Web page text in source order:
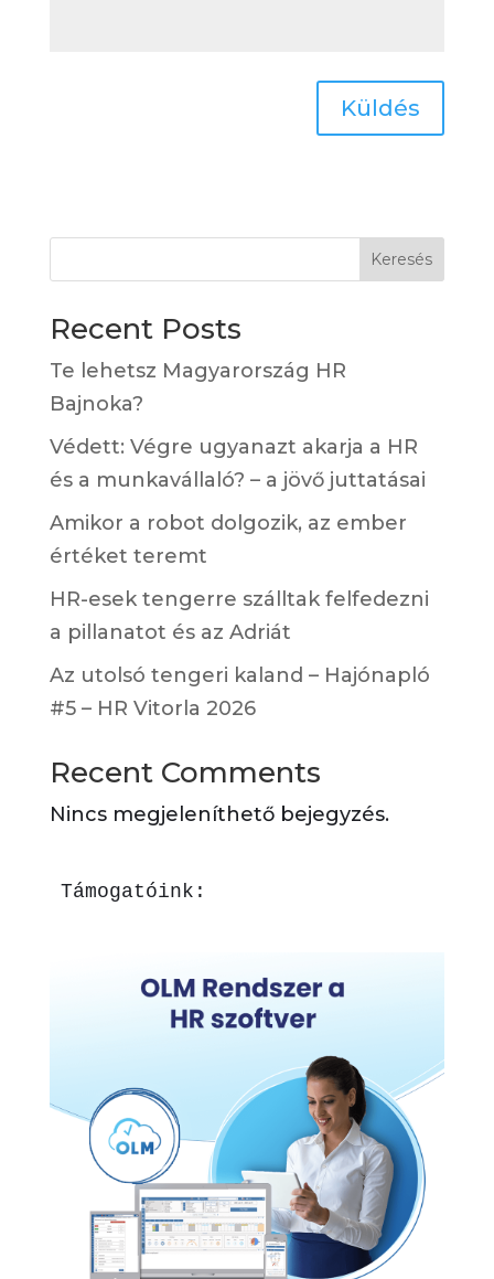
Küldés
Keresés
Recent Posts
Te lehetsz Magyarország HR
Bajnoka?
Védett: Végre ugyanazt akarja a HR
és a munkavállaló? – a jövő juttatásai
Amikor a robot dolgozik, az ember
értéket teremt
HR-esek tengerre szálltak felfedezni
a pillanatot és az Adriát
Az utolsó tengeri kaland – Hajónapló
#5 – HR Vitorla 2026
Recent Comments
Nincs megjeleníthető bejegyzés.
Támogatóink: